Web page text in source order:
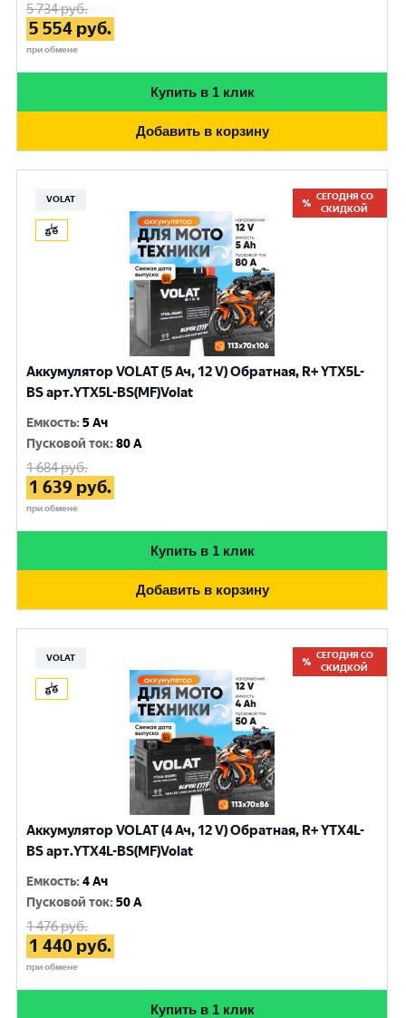
5 734руб.
5 554 руб.
при обмене
Купить в 1 клик
Добавить в корзину
VOLAT
СЕГОДНЯ СО
СКИДКОЙ
Аккумулятор VOLAT (5 Ач, 12 V) Обратная, R+ YTX5L-
BS арт.YTX5L-BS(MF)Volat
Емкость:5 Ач
Пусковой ток:80 A
1 684руб.
1 639 руб.
при обмене
Купить в 1 клик
Добавить в корзину
VOLAT
СЕГОДНЯ СО
СКИДКОЙ
Аккумулятор VOLAT (4 Ач, 12 V) Обратная, R+ YTX4L-
BS арт.YTX4L-BS(MF)Volat
Емкость:4 Ач
Пусковой ток:50 A
1 476руб.
1 440 руб.
при обмене
Купить в 1 клик